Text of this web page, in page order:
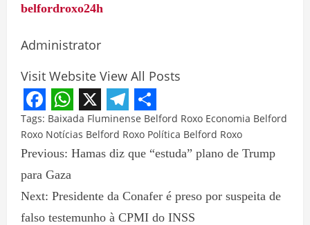
belfordroxo24h
Administrator
Visit Website View All Posts
Facebook
WhatsApp
X Telegram
Share
Tags: Baixada Fluminense Belford Roxo Economia Belford
Roxo Notícias Belford Roxo Política Belford Roxo
Previous: Hamas diz que “estuda” plano de Trump
para Gaza
Next: Presidente da Conafer é preso por suspeita de
falso testemunho à CPMI do INSS